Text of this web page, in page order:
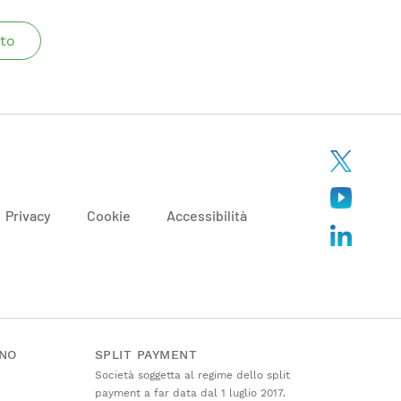
Privacy Cookie Accessibilità
SPLIT PAYMENT
Società soggetta al regime dello split
payment a far data dal 1 luglio 2017.